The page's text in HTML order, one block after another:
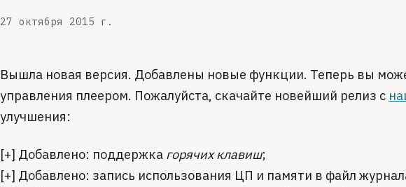
27 октября 2015 г.
Вышла новая версия. Добавлены новые функции. Теперь вы
управления плеером. Пожалуйста, скачайте новейший релиз с
улучшения:
[+] Добавлено: поддержка горячих клавиш;
[+] Добавлено: запись использования ЦП и памяти в файл